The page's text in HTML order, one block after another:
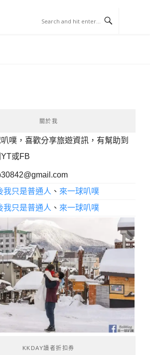
關於我
噗，喜歡分享旅遊資訊，有幫助到
或FB
我只是普通人 、 來一球叭噗
我只是普通人 、 來一球叭噗
KKDAY讀者折扣券